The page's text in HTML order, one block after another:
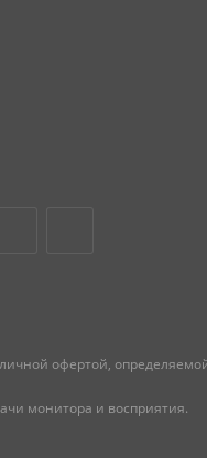
офертой,
монитора и восприятия.